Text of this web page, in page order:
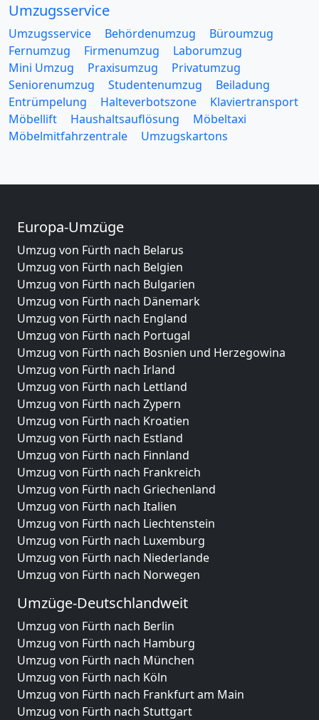
Umzugsservice
Umzugsservice Behördenumzug
Büroumzug
Fernumzug
Firmenumzug
Laborumzug
Mini Umzug
Praxisumzug
Privatumzug
Seniorenumzug
Studentenumzug
Beiladung
Entrümpelung
Halteverbotszone
Klaviertransport
Möbellift
Haushaltsauflösung
Möbeltaxi
Möbelmitfahrzentrale
Umzugskartons
Europa-Umzüge
Umzug von Fürth nach Belarus
Umzug von Fürth nach Belgien
Umzug von Fürth nach Bulgarien
Umzug von Fürth nach Dänemark
Umzug von Fürth nach England
Umzug von Fürth nach Portugal
Umzug von Fürth nach Bosnien und Herzegowina
Umzug von Fürth nach Irland
Umzug von Fürth nach Lettland
Umzug von Fürth nach Zypern
Umzug von Fürth nach Kroatien
Umzug von Fürth nach Estland
Umzug von Fürth nach Finnland
Umzug von Fürth nach Frankreich
Umzug von Fürth nach Griechenland
Umzug von Fürth nach Italien
Umzug von Fürth nach Liechtenstein
Umzug von Fürth nach Luxemburg
Umzug von Fürth nach Niederlande
Umzug von Fürth nach Norwegen
Umzüge-Deutschlandweit
Umzug von Fürth nach Berlin
Umzug von Fürth nach Hamburg
Umzug von Fürth nach München
Umzug von Fürth nach Köln
Umzug von Fürth nach Frankfurt am Main
Umzug von Fürth nach Stuttgart